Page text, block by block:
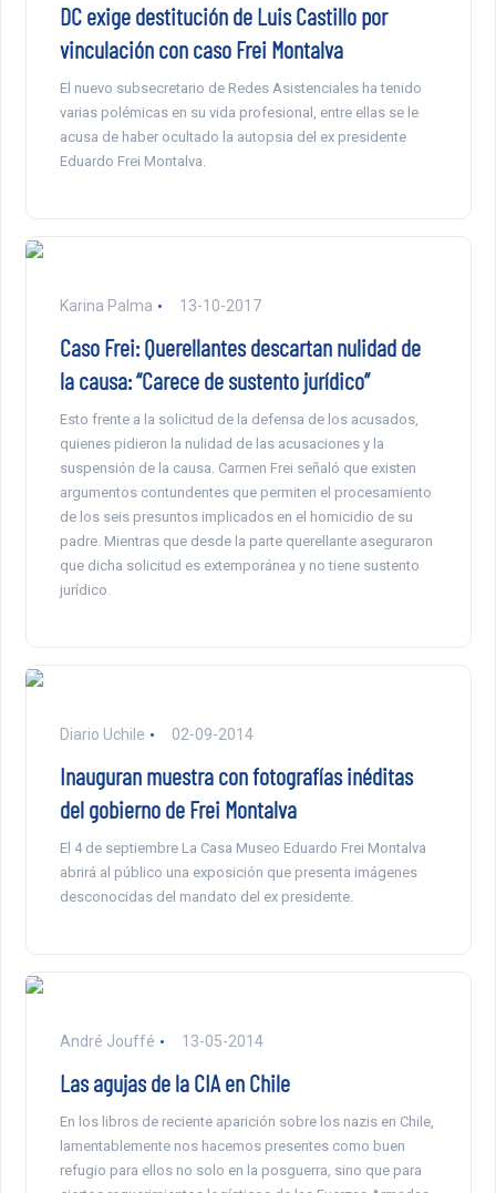
DC exige destitución de Luis Castillo por
vinculación con caso Frei Montalva
El nuevo subsecretario de Redes Asistenciales ha tenido
varias polémicas en su vida profesional, entre ellas se le
acusa de haber ocultado la autopsia del ex presidente
Eduardo Frei Montalva.
Karina Palma 13-10-2017
Caso Frei: Querellantes descartan nulidad de
la causa: “Carece de sustento jurídico”
Esto frente a la solicitud de la defensa de los acusados,
quienes pidieron la nulidad de las acusaciones y la
suspensión de la causa. Carmen Frei señaló que existen
argumentos contundentes que permiten el procesamiento
de los seis presuntos implicados en el homicidio de su
padre. Mientras que desde la parte querellante aseguraron
que dicha solicitud es extemporánea y no tiene sustento
jurídico.
Diario Uchile 02-09-2014
Inauguran muestra con fotografías inéditas
del gobierno de Frei Montalva
El 4 de septiembre La Casa Museo Eduardo Frei Montalva
abrirá al público una exposición que presenta imágenes
desconocidas del mandato del ex presidente.
André Jouffé 13-05-2014
Las agujas de la CIA en Chile
En los libros de reciente aparición sobre los nazis en Chile,
lamentablemente nos hacemos presentes como buen
refugio para ellos no solo en la posguerra, sino que para